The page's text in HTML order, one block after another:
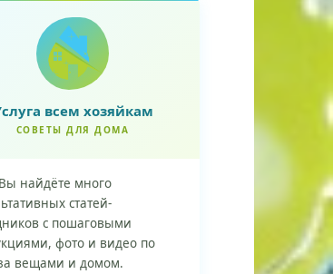
всем хозяйкам
СОВЕТЫ ДЛЯ ДОМА
найдёте много
статей-
с пошаговыми
фото и видео по
вещами и домом.